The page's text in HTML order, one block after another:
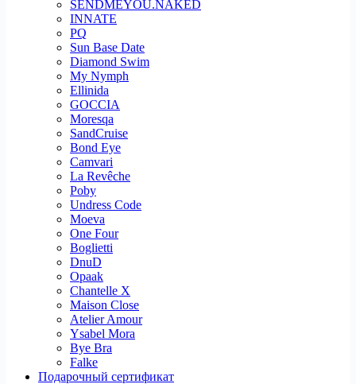
SENDMEYOU.NAKED
INNATE
PQ
Sun Base Date
Diamond Swim
My Nymph
Ellinida
GOCCIA
Moresqa
SandCruise
Bond Eye
Camvari
La Revêche
Poby
Undress Code
Moeva
One Four
Boglietti
DnuD
Opaak
Chantelle X
Maison Close
Atelier Amour
Ysabel Mora
Bye Bra
Falke
Подарочный сертификат